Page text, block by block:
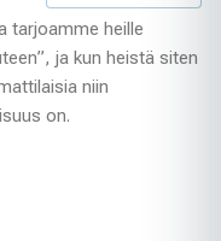
tarjoamme heille
ja kun heistä siten
niin
on.